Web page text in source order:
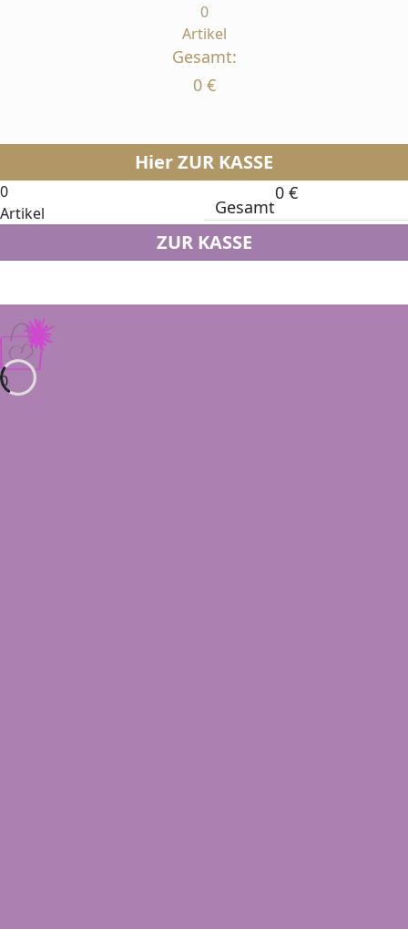
0
Artikel
Gesamt:
0 €
Hier ZUR KASSE
0
Artikel
Gesamt
0 €
ZUR KASSE
0